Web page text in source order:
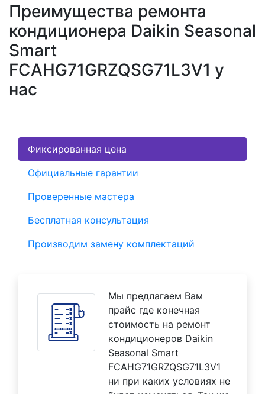
Преимущества ремонта
кондиционера Daikin Seasonal
Smart
FCAHG71GRZQSG71L3V1 у
нас
Фиксированная цена
Официальные гарантии
Проверенные мастера
Бесплатная консультация
Производим замену комплектаций
Мы предлагаем Вам
прайс где конечная
стоимость на ремонт
кондиционеров Daikin
Seasonal Smart
FCAHG71GRZQSG71L3V1
ни при каких условиях не